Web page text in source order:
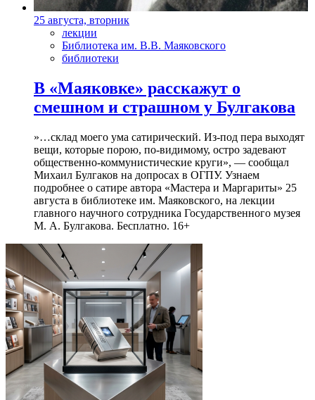
25 августа, вторник
лекции
Библиотека им. В.В. Маяковского
библиотеки
В «Маяковке» расскажут о
смешном и страшном у Булгакова
»…склад моего ума сатирический. Из-под пера выходят
вещи, которые порою, по-видимому, остро задевают
общественно-коммунистические круги», — сообщал
Михаил Булгаков на допросах в ОГПУ. Узнаем
подробнее о сатире автора «Мастера и Маргариты» 25
августа в библиотеке им. Маяковского, на лекции
главного научного сотрудника Государственного музея
М. А. Булгакова. Бесплатно. 16+